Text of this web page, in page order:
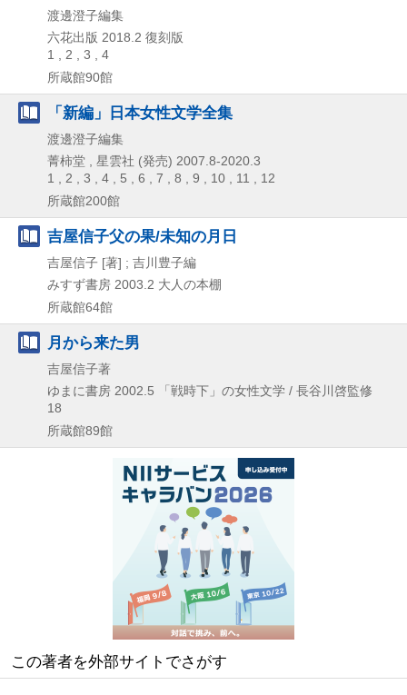
渡邊澄子編集
六花出版 2018.2 復刻版
1 , 2 , 3 , 4
所蔵館90館
「新編」日本女性文学全集
渡邊澄子編集
菁柿堂 , 星雲社 (発売) 2007.8-2020.3
1 , 2 , 3 , 4 , 5 , 6 , 7 , 8 , 9 , 10 , 11 , 12
所蔵館200館
吉屋信子父の果/未知の月日
吉屋信子 [著] ; 吉川豊子編
みすず書房 2003.2 大人の本棚
所蔵館64館
月から来た男
吉屋信子著
ゆまに書房 2002.5
「戦時下」の女性文学 / 長谷川啓監修
18
所蔵館89館
この著者を外部サイトでさがす